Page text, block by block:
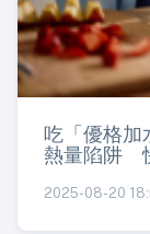
吃「優格加
熱量陷阱
2025-08-20